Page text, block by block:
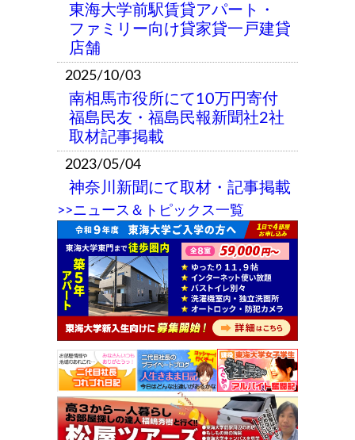
東海大学前駅賃貸アパート・
ファミリー向け貸家貸一戸建貸
店舗
2025/10/03
南相馬市役所にて10万円寄付
福島民友・福島民報新聞社2社
取材記事掲載
2023/05/04
神奈川新聞にて取材・記事掲載
>>ニュース＆トピックス一覧